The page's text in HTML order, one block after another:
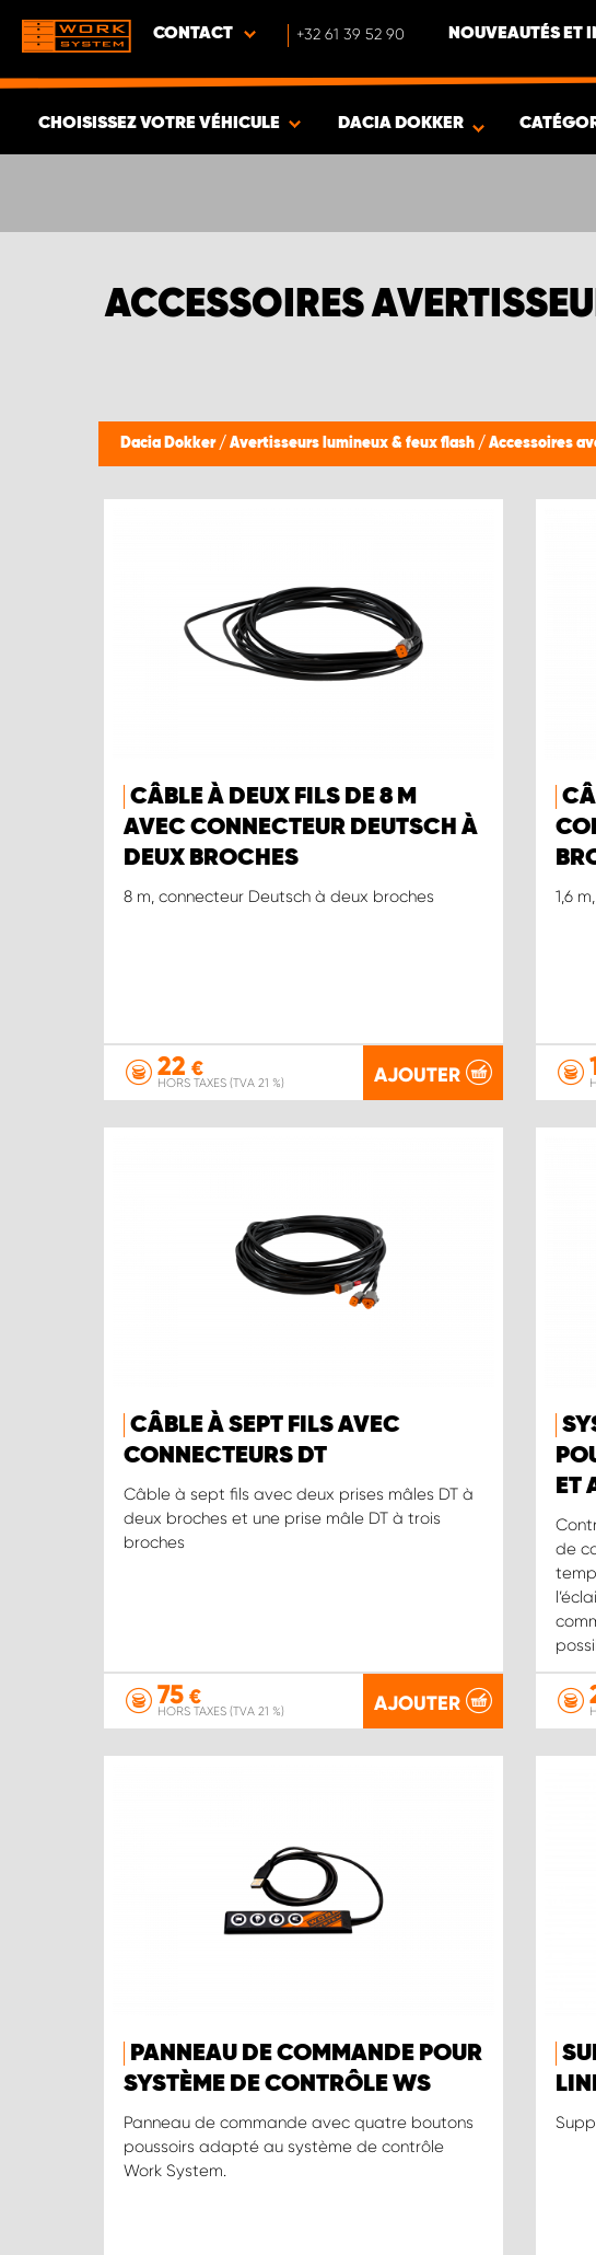
CONTACT +32 61 39 52 90 NOUVEAUTÉS ET
CHOISISSEZ VOTRE VÉHICULE DACIA DOKKER
ACCESSOIRES
Dacia Dokker / Avertisseurs lumineux & feux flash / Accessoires
CÂBLE À DEUX FILS DE 8 M
AVEC CONNECTEUR DEUTSCH À
DEUX BROCHES
8 m, connecteur Deutsch à deux broches
22 €
HORS TAXES (TVA 21 %) AJOUTER
1,6
CÂBLE À SEPT FILS AVEC
CONNECTEURS DT
Câble à sept fils avec deux prises mâles DT à
deux broches et une prise mâle DT à trois
broches
75 €
HORS TAXES (TVA 21 %) AJOUTER
ET
de
PANNEAU DE COMMANDE POUR
SYSTÈME DE CONTRÔLE WS
Panneau de commande avec quatre boutons
poussoirs adapté au système de contrôle
Work System.